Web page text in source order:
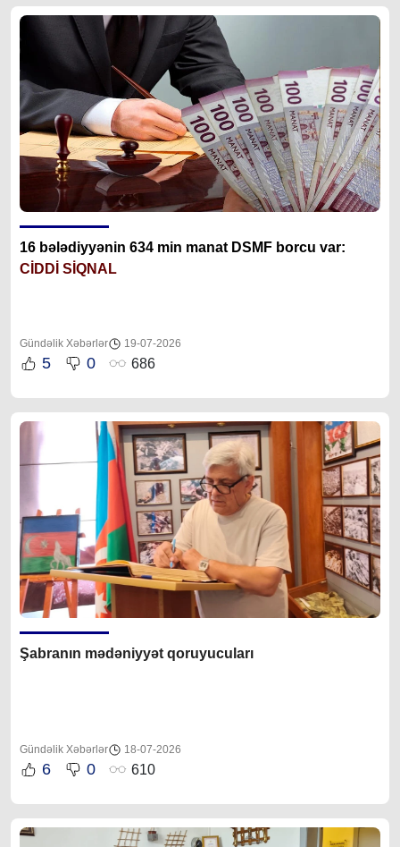
16 bələdiyyənin 634 min manat DSMF borcu var:
CİDDİ SİQNAL
Gündəlik Xəbərlər 19-07-2026
5 0 686
Şabranın mədəniyyət qoruyucuları
Gündəlik Xəbərlər 18-07-2026
6 0 610